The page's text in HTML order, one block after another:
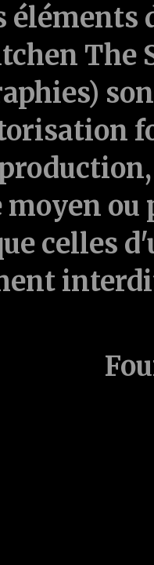
The
moyen ou
celles